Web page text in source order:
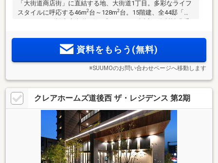
「大街道商店街」に直結する地、大街道1丁目。多彩なライフ
スタイルに呼応する46m2 台～128m2 台。15階建、全44邸「ク
資料をもらう(無料)
※SUUMOのお問い合わせページへ移動します
クレアホームズ道後西 ザ・レジデンス 第2期